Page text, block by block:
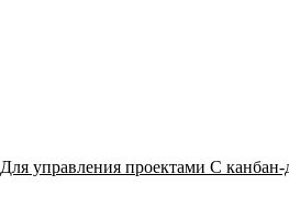
Для управления проектами С канбан-